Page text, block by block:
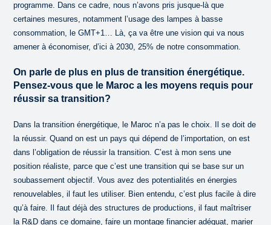
programme. Dans ce cadre, nous n’avons pris jusque-là que
certaines mesures, notamment l’usage des lampes à basse
consommation, le GMT+1… Là, ça va être une vision qui va nous
amener à économiser, d’ici à 2030, 25% de notre consommation.
On parle de plus en plus de transition énergétique.
Pensez-vous que le Maroc a les moyens requis pour
réussir sa transition?
Dans la transition énergétique, le Maroc n’a pas le choix. Il se doit de
la réussir. Quand on est un pays qui dépend de l’importation, on est
dans l’obligation de réussir la transition. C’est à mon sens une
position réaliste, parce que c’est une transition qui se base sur un
soubassement objectif. Vous avez des potentialités en énergies
renouvelables, il faut les utiliser. Bien entendu, c’est plus facile à dire
qu’à faire. Il faut déjà des structures de productions, il faut maîtriser
la R&D dans ce domaine, faire un montage financier adéquat, marier